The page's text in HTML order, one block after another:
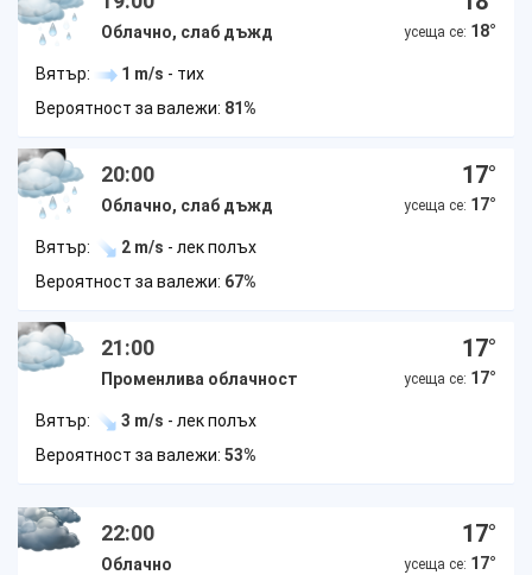
Облачно, слаб дъжд усеща се: 18°
Вятър: 1 m/s - тих
Вероятност за валежи: 81%
20:00
Облачно, слаб дъжд
17°
усеща се: 17°
Вятър: 2 m/s - лек полъх
Вероятност за валежи: 67%
21:00
Променлива облачност
17°
усеща се: 17°
Вятър: 3 m/s - лек полъх
Вероятност за валежи: 53%
22:00
Облачно
17°
усеща се: 17°